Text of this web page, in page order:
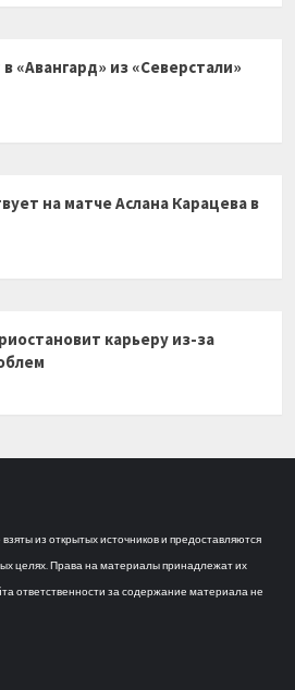
«Авангард» из «Северстали»
на матче Аслана Карацева в
карьеру из-за
из открытых источников и предоставляются
целях. Права на материалы принадлежат их
ответственности за содержание материала не